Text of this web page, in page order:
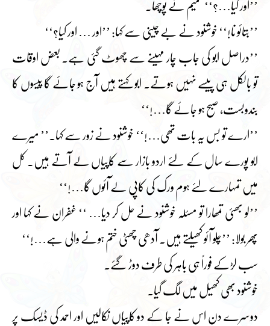
’’اور کیا…؟‘‘ شمیم نے پوچھا۔
’’بتائو نا!‘‘ خوشنود نے بے چینی سے کہا: ’’اور … اور کیا؟‘‘
’’دراصل ابو کی جاب چار مہینے سے چھوٹ گئی ہے۔ بعض اوقات
تو بالکل ہی پیسے نہیں ہوتے۔ ابو کہتے ہیں آج ہو جائے گا پیسوں کا
بندوبست، صبح ہو جائے گا…!‘‘
’’ارے تو بس یہ بات تھی…!‘‘ خوشنود نے زور سے کہا۔’’ میرے
ابو پورے سال کے لئے اردو بازار سے کاپیاں لے آتے ہیں۔ کل
میں تمہارے لئے ہوم ورک کی کاپی لے آئوں گا…!‘‘
’’لو بھئی تمھارا تو مسئلہ خوشنود نے حل کر دیا… ‘‘ غفران نے کہا اور
پھر بولا: ’’چلو آئو کھیلتے ہیں۔ آدھی چھٹی ختم ہونے والی ہے…!‘‘
سب لڑکے فوراً ہی باہر کی طرف دوڑ گئے۔
خوشنود بھی کھیل میں لگ گیا۔
دوسرے دن اس نے جا کے دو کاپیاں نکالیں اور احمد کی ڈیسک پر